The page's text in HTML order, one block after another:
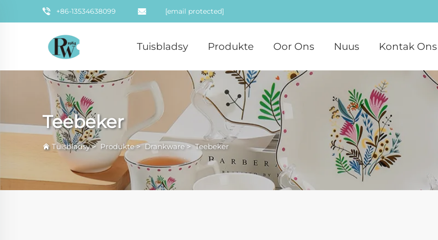
+86-13534638099 [email protected]
Tuisbladsy Produkte Oor Ons Nuus Kontak Ons
Teebeker
Tuisbladsy> Produkte>Drankware>Teebeker